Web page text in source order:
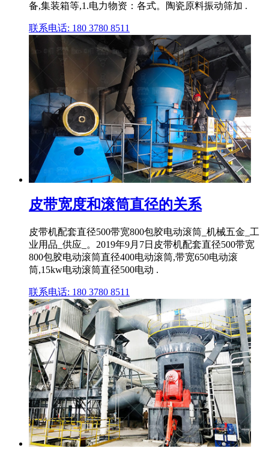
备,集装箱等,1.电力物资：各式。陶瓷原料振动筛加 .
联系电话: 180 3780 8511
皮带宽度和滚筒直径的关系
皮带机配套直径500带宽800包胶电动滚筒_机械五金_工
业用品_供应_。2019年9月7日皮带机配套直径500带宽
800包胶电动滚筒直径400电动滚筒,带宽650电动滚
筒,15kw电动滚筒直径500电动 .
联系电话: 180 3780 8511